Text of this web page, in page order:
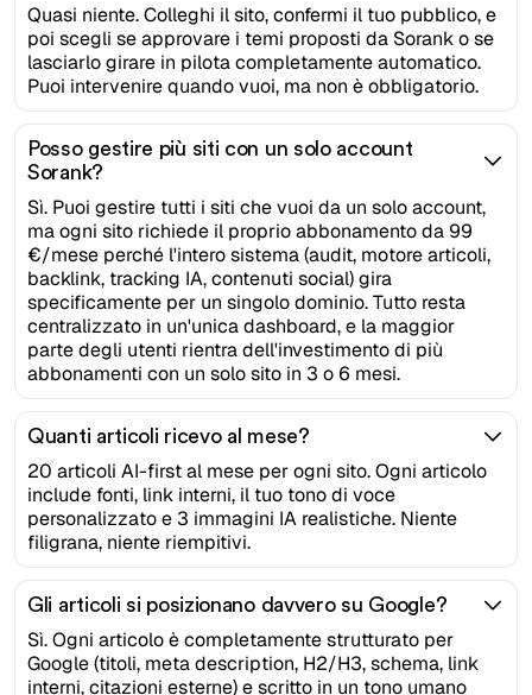
Quasi niente. Colleghi il sito, confermi il tuo pubblico, e
poi scegli se approvare i temi proposti da Sorank o se
lasciarlo girare in pilota completamente automatico.
Puoi intervenire quando vuoi, ma non è obbligatorio.
Posso gestire più siti con un solo account
Sorank?
Sì. Puoi gestire tutti i siti che vuoi da un solo account,
ma ogni sito richiede il proprio abbonamento da 99
€/mese perché l'intero sistema (audit, motore articoli,
backlink, tracking IA, contenuti social) gira
specificamente per un singolo dominio. Tutto resta
centralizzato in un'unica dashboard, e la maggior
parte degli utenti rientra dell'investimento di più
abbonamenti con un solo sito in 3 o 6 mesi.
Quanti articoli ricevo al mese?
20 articoli AI-first al mese per ogni sito. Ogni articolo
include fonti, link interni, il tuo tono di voce
personalizzato e 3 immagini IA realistiche. Niente
filigrana, niente riempitivi.
Gli articoli si posizionano davvero su Google?
Sì. Ogni articolo è completamente strutturato per
Google (titoli, meta description, H2/H3, schema, link
interni, citazioni esterne) e scritto in un tono umano